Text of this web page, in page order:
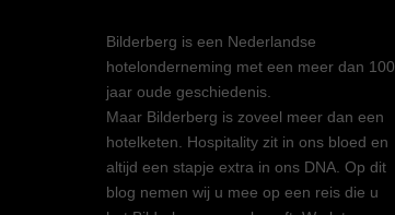
Bilderberg is een Nederlandse
hotelonderneming met een meer dan 100
jaar oude geschiedenis.
Maar Bilderberg is zoveel meer dan een
hotelketen. Hospitality zit in ons bloed en
altijd een stapje extra in ons DNA. Op dit
blog nemen wij u mee op een reis die u